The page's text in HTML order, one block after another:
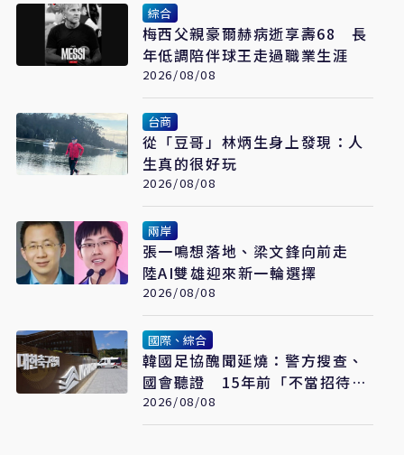
綜合
梅西父親豪爾赫病逝享壽68 長
年低調陪伴球王走過職業生涯
2026/08/08
台商
從「豆哥」林炳生身上發現：人
生真的很好玩
2026/08/08
兩岸
張一鳴想落地、梁文鋒向前走
陸AI雙雄迎來新一輪選擇
2026/08/08
國際、綜合
韓國足協醜聞延燒：警方搜查、
國會聽證 15年前「不當招待」
疑雲重見天日
2026/08/08